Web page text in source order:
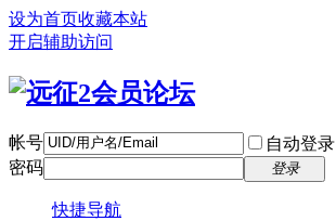
设为首页收藏本站
开启辅助访问
帐号 自动登录
密码
登录
快捷导航